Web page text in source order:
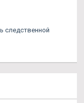
следственной